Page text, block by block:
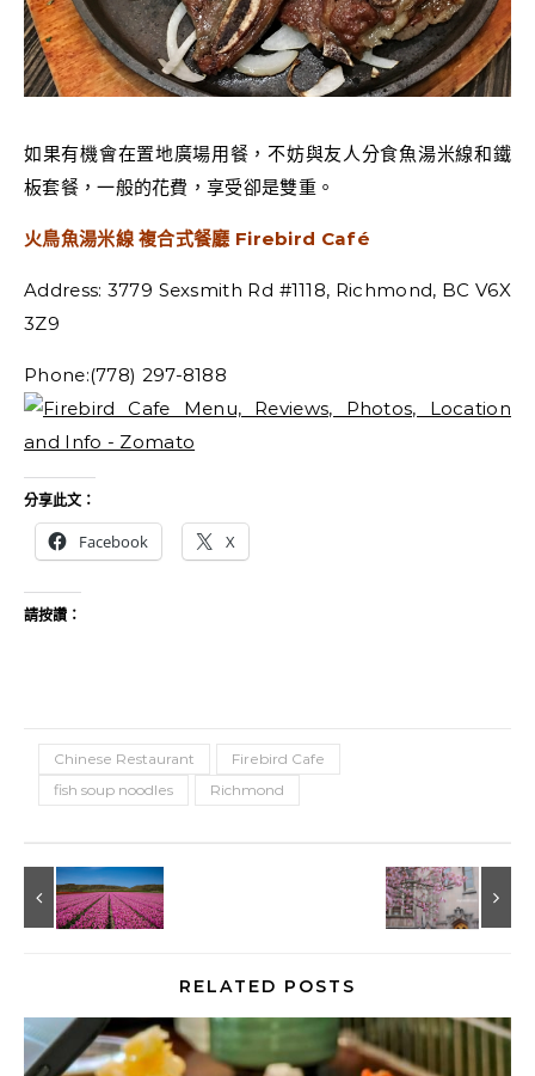
如果有機會在置地廣場用餐，不妨與友人分食魚湯米線和鐵
板套餐，一般的花費，享受卻是雙重。
火鳥魚湯米線 複合式餐廳 Firebird Café
Address: 3779 Sexsmith Rd #1118, Richmond, BC V6X
3Z9
Phone:(778) 297-8188
分享此文：
Facebook X
請按讚：
Chinese Restaurant
Firebird Cafe
fish soup noodles
Richmond
RELATED POSTS